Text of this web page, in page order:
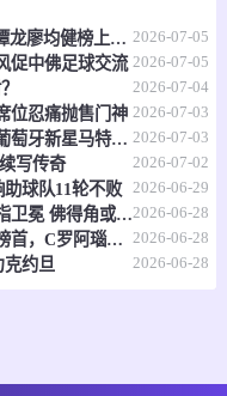
即将开始
昆士兰狮队
即将开始
中甲3-4月最佳阵容揭晓 外援锋霸领衔 谭龙廖均健榜上有名 2026-07-05
促中佛足球交流 2026-07-05
2026-07-04
位忍痛抛售门神 2026-07-03
8500万英镑！热刺豪掷创纪录身价锁定葡萄牙新星马特乌斯 2026-07-03
写传奇 2026-07-02
球队11轮不败 2026-06-29
申花外援阿苏埃世界杯前瞻：阿根廷剑指卫冕 佛得角或成黑马2026-06-28
37岁老将的世界杯传奇：米拉梅西并列榜首，C罗阿瑙紧随其后 2026-06-28
约旦 2026-06-28